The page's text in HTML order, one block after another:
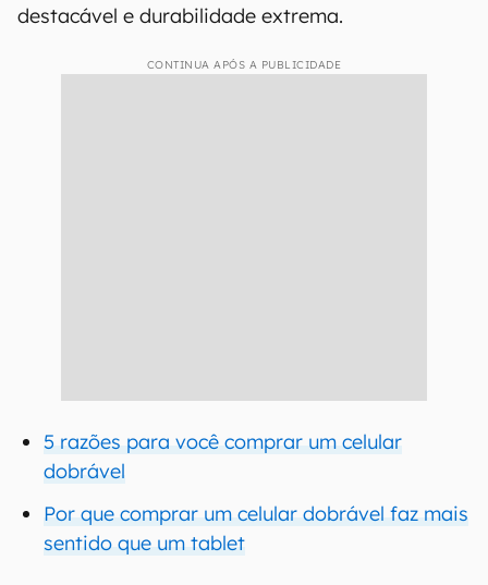
destacável e durabilidade extrema.
CONTINUA APÓS A PUBLICIDADE
5 razões para você comprar um celular
dobrável
Por que comprar um celular dobrável faz mais
sentido que um tablet